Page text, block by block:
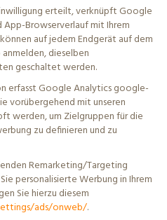
erteilt, verknüpft Google
Browserverlauf mit Ihrem
auf jedemEndgerät auf dem
dieselben
geschaltet werden.
erfasst Google Analyticsgoogle-
vorübergehend mit unseren
werden, um Zielgruppen für die
zu definieren und zu
Remarketing/Targeting
personalisierte Werbung in Ihrem
Sie hierzu diesem
ads/onweb/.